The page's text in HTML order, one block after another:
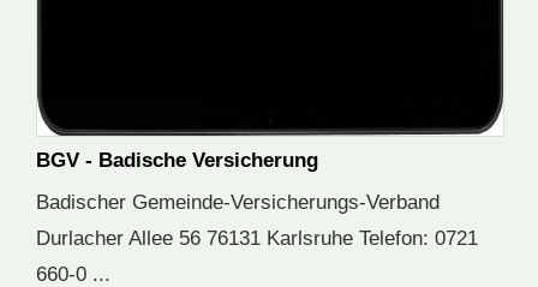
BGV - Badische Versicherung
Badischer Gemeinde-Versicherungs-Verband
Durlacher Allee 56 76131 Karlsruhe Telefon: 0721
660-0 ...